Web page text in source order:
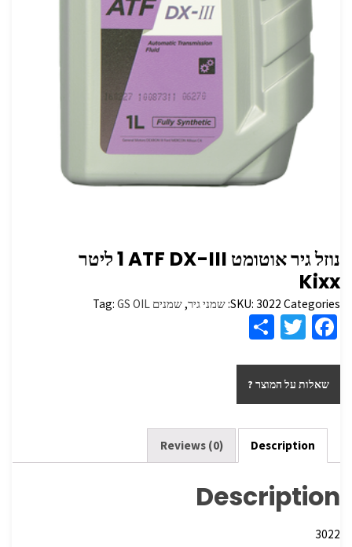
נוזל גיר אוטומט ATF DX-III ‏1 ליטר
‏Kixx
SKU: 3022 Categories: שמני גיר,שמנים Tag: GS OIL
Fa
b
o
o
k
T
tt
er
ar
e
שאלות על המוצר ?
Description
Reviews (0)
Description
3022